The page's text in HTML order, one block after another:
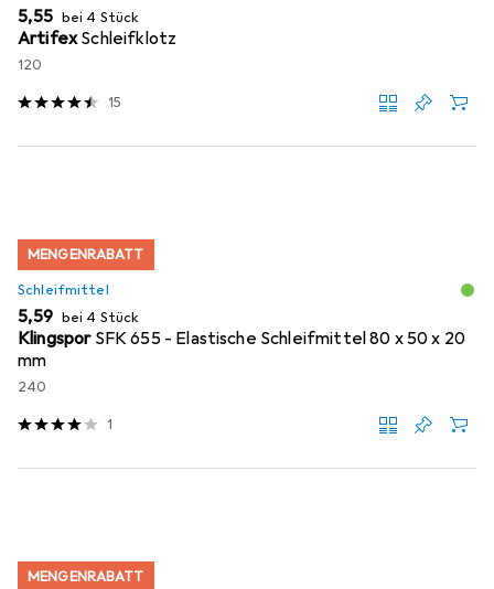
EUR
5,55 bei 4 Stück
ArtifexSchleifklotz
120
15
MENGENRABATT
Schleifmittel
EUR
5,59 bei 4 Stück
Klingspor SFK 655 - Elastische Schleifmittel 80 x 50 x 20
mm
240
1
MENGENRABATT